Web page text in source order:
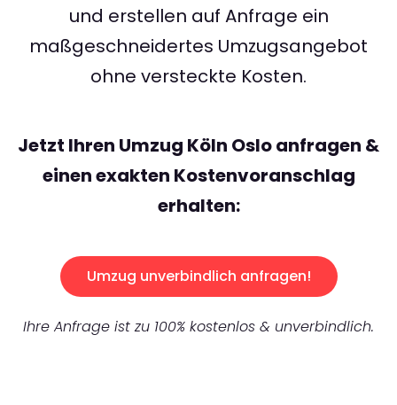
und erstellen auf Anfrage ein
maßgeschneidertes Umzugsangebot
ohne versteckte Kosten.
Jetzt Ihren Umzug Köln Oslo anfragen &
einen exakten Kostenvoranschlag
erhalten:
Umzug unverbindlich anfragen!
Ihre Anfrage ist zu 100% kostenlos & unverbindlich.